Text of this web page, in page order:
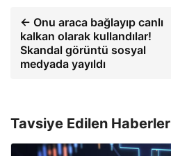
← Onu araca bağlayıp canlı
kalkan olarak kullandılar!
Skandal görüntü sosyal
medyada yayıldı
Tavsiye Edilen Haberler